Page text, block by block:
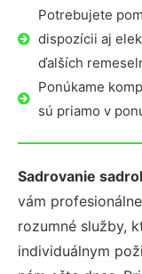
Potrebujete
dispozícii aj
ďalších
Ponúkame
sú priamo v
Sadrovanie
vám
rozumné služby,
individuálnym